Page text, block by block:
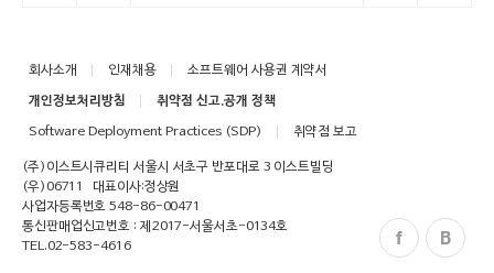
회사소개 인재채용
소프트웨어 사용권 계약서
개인정보처리방침
취약점 신고.공개 정책
Software Deployment Practices (SDP)
취약점 보고
(주)이스트시큐리티 서울시 서초구 반포대로 3 이스트빌딩
(우)06711
대표이사:정상원
사업자등록번호 548-86-00471
통신판매업신고번호 : 제2017-서울서초-0134호
TEL.02-583-4616